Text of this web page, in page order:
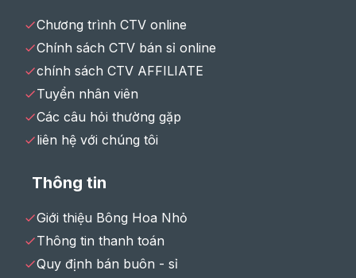
Chương trình CTV online
Chính sách CTV bán sỉ online
chính sách CTV AFFILIATE
Tuyển nhân viên
Các câu hỏi thường gặp
liên hệ với chúng tôi
Thông tin
Giới thiệu Bông Hoa Nhỏ
Thông tin thanh toán
Quy định bán buôn - sỉ